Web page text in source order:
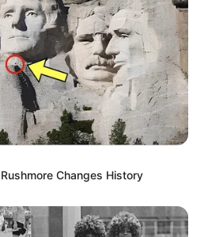
Changes History